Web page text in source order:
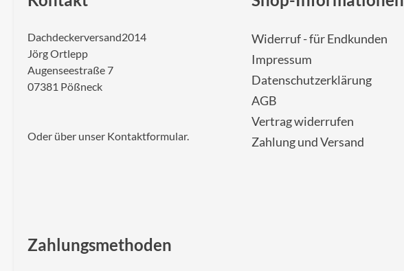
Dachdeckerversand2014
Jörg Ortlepp
Augenseestraße 7
07381 Pößneck
Oder über unser Kontaktformular.
Widerruf - für Endkunden
Impressum
Datenschutzerklärung
AGB
Vertrag widerrufen
Zahlung und Versand
Zahlungsmethoden